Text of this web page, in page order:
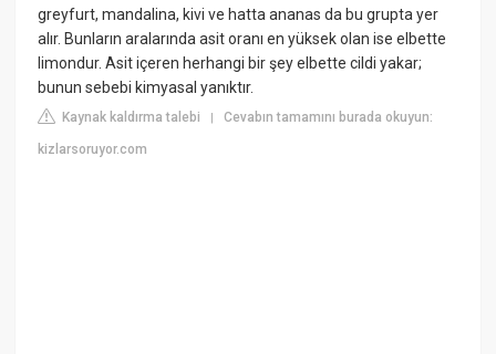
greyfurt, mandalina, kivi ve hatta ananas da bu grupta yer
alır. Bunların aralarında asit oranı en yüksek olan ise elbette
limondur. Asit içeren herhangi bir şey elbette cildi yakar;
bunun sebebi kimyasal yanıktır.
Kaynak kaldırma talebi |Cevabın tamamını burada okuyun:
kizlarsoruyor.com